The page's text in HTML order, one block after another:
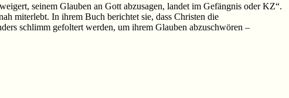
seinem Glauben an Gott abzusagen, landet im Gefängnis oder KZ“.
miterlebt. In ihrem Buch berichtet sie, dass Christen die
schlimm gefoltert werden, um ihrem Glauben abzuschwören –